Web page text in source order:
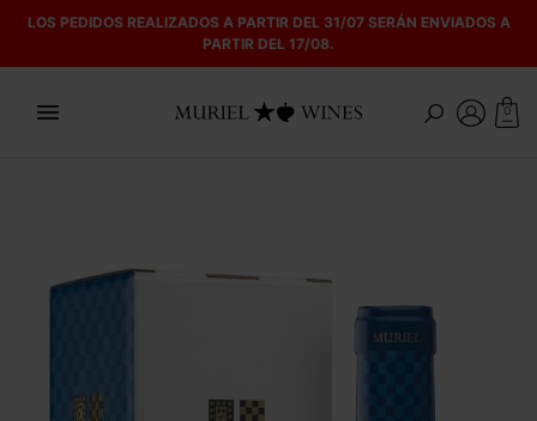
LOS PEDIDOS REALIZADOS A PARTIR DEL 31/07 SERÁN ENVIADOS A
PARTIR DEL 17/08.
 0